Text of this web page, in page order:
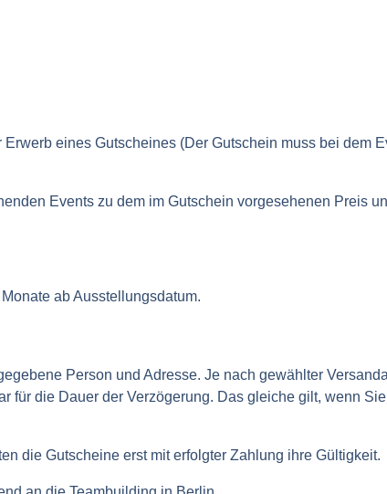
eines Gutscheines (Der Gutschein muss bei dem
Events zu dem im Gutschein vorgesehenen Preis
ab Ausstellungsdatum.
Person und Adresse. Je nach gewählter
für die Dauer der Verzögerung. Das gleiche gilt, wenn
die Gutscheine erst mit erfolgter Zahlung ihre Gültigkeit.